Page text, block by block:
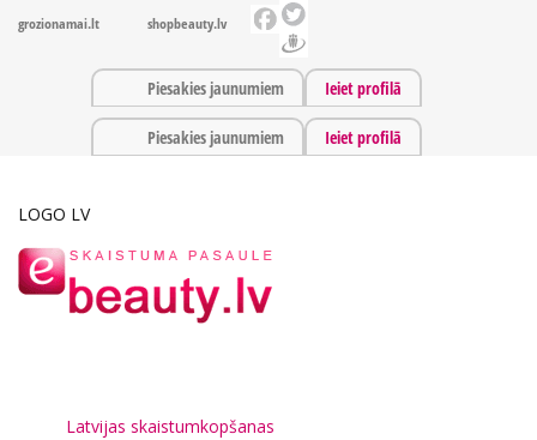
grozionamai.lt shopbeauty.lv
Piesakies jaunumiem Ieiet profilā
Piesakies jaunumiem Ieiet profilā
LOGO LV
Latvijas skaistumkopšanas